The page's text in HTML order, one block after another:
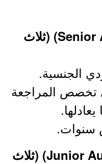
1- مراجع أول (Senior Auditor) (ثلاث
الجنسية.
تخصص المراجعة
سنوات.
2- مراجع مبتدئ (Junior Auditor) (ثلاث